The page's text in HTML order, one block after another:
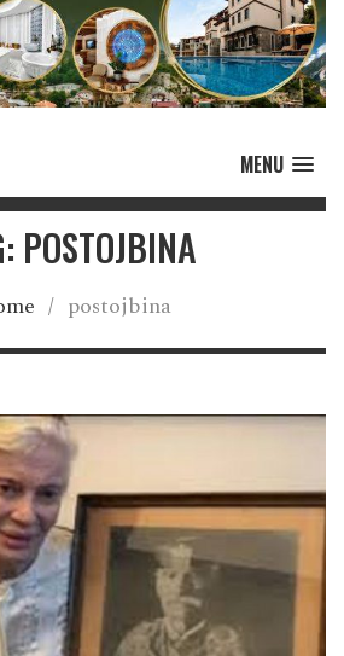
MENU
POSTOJBINA
/ postojbina